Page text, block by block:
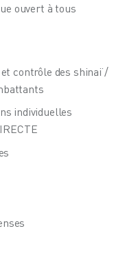
ouvert à tous
contrôle des shinaï /
individuelles